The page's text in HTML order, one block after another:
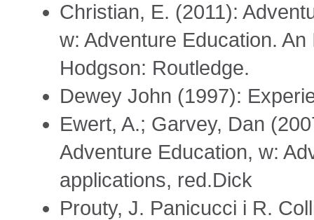
Christian, E. (2011):
w: Adventure Education.
Hodgson: Routledge.
Dewey John (1997):
Ewert, A.; Garvey, Dan
Adventure Education, w:
applications, red.Dick
Prouty, J. Panicucci i R.